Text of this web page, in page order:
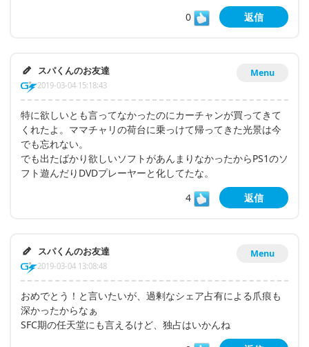
0
返信
Menu
スパくんのお友達
2019-03-04 15:18:43
特に欲しいとも言ってなかったのにカーチャンが買ってきて
くれたよ。ママチャリの荷台に乗っけて帰ってきた光景は今
でも忘れない。
でも出たばかり欲しいソフトがあんまりなかったからPS1のソ
フト遊んだりDVDプレーヤーと化してたな。
4
返信
Menu
スパくんのお友達
2019-03-04 13:08:48
おめでとう！と言いたいが、過剰なシェア占有による爪痕も
深かったからなぁ
SFC期の任天堂にも言えるけど、独占はいかんね